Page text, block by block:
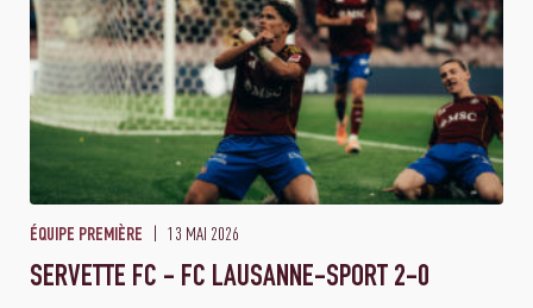
ÉQUIPE PREMIÈRE 13 MAI 2026
SERVETTE FC - FC LAUSANNE-SPORT 2-0